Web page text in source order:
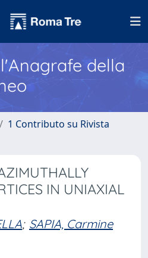
della
1 Contributo su Rivista
IN UNIAXIAL
; SAPIA, Carmine